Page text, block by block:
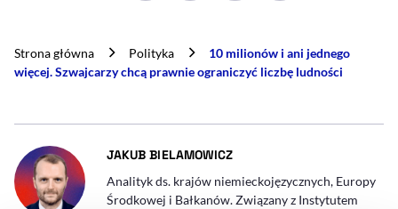
Strona główna Polityka
10 milionów i ani jednego
więcej. Szwajcarzy chcą prawnie ograniczyć liczbę ludności
JAKUB BIELAMOWICZ- AUTOR ARTYKUŁU -
Analityk ds. krajów niemieckojęzycznych, Europy
Środkowej i Bałkanów. Związany z Instytutem